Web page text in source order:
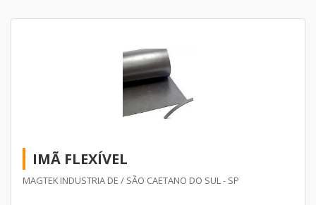
IMÃ FLEXÍVEL
MAGTEK INDUSTRIA DE / SÃO CAETANO DO SUL - SP